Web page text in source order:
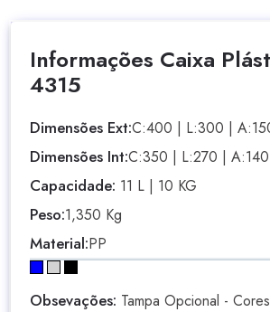
Informações Caixa
4315
Dimensões Ext:C:400 | L:300 |
Dimensões Int:C:350 | L:270 | A:140
Capacidade: 11 L | 10 KG
Peso:1,350 Kg
Material:PP
Obsevações: Tampa Opcional -